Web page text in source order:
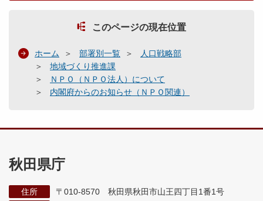
このページの現在位置
ホーム 部署別一覧
人口戦略部
地域づくり推進課
ＮＰＯ（ＮＰＯ法人）について
内閣府からのお知らせ（ＮＰＯ関連）
秋田県庁
住所
〒010-8570 秋田県秋田市山王四丁目1番1号